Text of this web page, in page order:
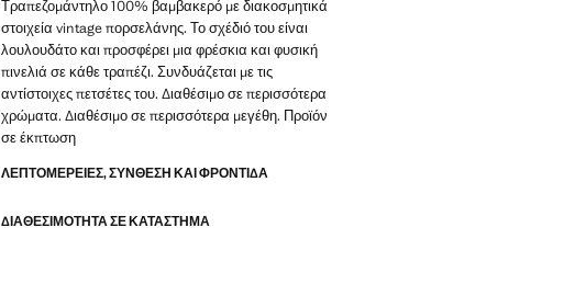
Τραπεζομάντηλο 100% βαμβακερό με διακοσμητικά
στοιχεία vintage πορσελάνης. Το σχέδιό του είναι
λουλουδάτο και προσφέρει μια φρέσκια και φυσική
πινελιά σε κάθε τραπέζι. Συνδυάζεται με τις
αντίστοιχες πετσέτες του. Διαθέσιμο σε περισσότερα
χρώματα. Διαθέσιμο σε περισσότερα μεγέθη. Προϊόν
σε έκπτωση
ΛΕΠΤΟΜΈΡΕΙΕΣ, ΣΎΝΘΕΣΗ ΚΑΙ ΦΡΟΝΤΊΔΑ
ΔΙΑΘΕΣΙΜΌΤΗΤΑ ΣΕ ΚΑΤΆΣΤΗΜΑ